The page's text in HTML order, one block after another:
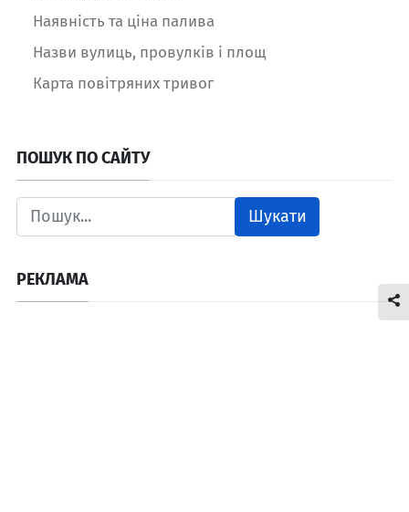
Наявність та ціна палива
Назви вулиць, провулків і площ
Карта повітряних тривог
ПОШУК ПО САЙТУ
Шукати
РЕКЛАМА